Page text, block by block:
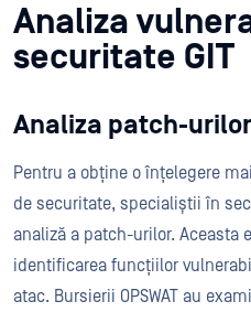
Analiza
securitate GIT
Analiza patch-urilor
Pentru a obține o înțelegere
de securitate, specialiștii în
analiză a patch-urilor. Aceasta
identificarea funcțiilor
atac. Bursierii OPSWAT au